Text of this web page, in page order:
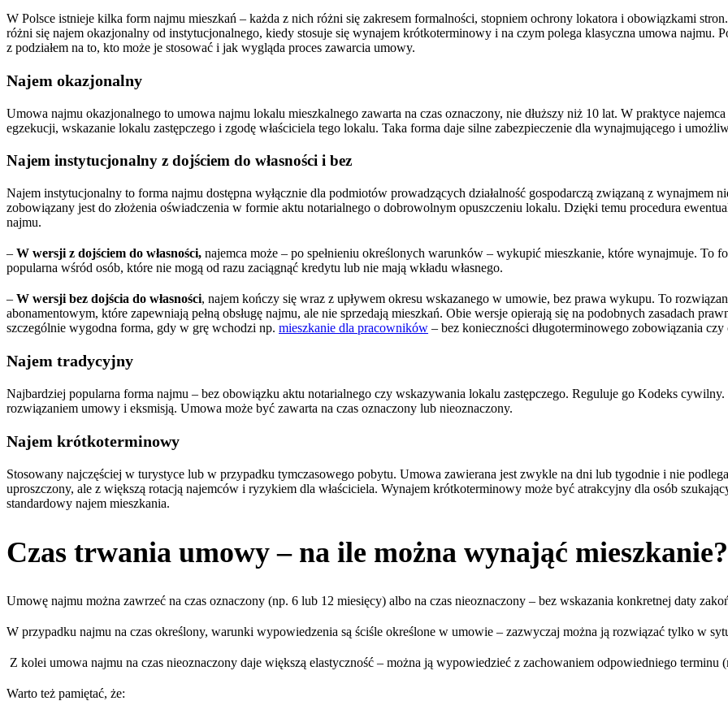
W Polsce istnieje kilka form najmu mieszkań – każda z nich różni się zakresem formalności, stopniem ochrony lokatora i obowiązkami
różni się najem okazjonalny od instytucjonalnego, kiedy stosuje się wynajem krótkoterminowy i na czym polega klasyczna umowa najmu.
z podziałem na to, kto może je stosować i jak wygląda proces zawarcia umowy.
Najem okazjonalny
Umowa najmu okazjonalnego to umowa najmu lokalu mieszkalnego zawarta na czas oznaczony, nie dłuższy niż 10 lat. W praktyce
egzekucji, wskazanie lokalu zastępczego i zgodę właściciela tego lokalu. Taka forma daje silne zabezpieczenie dla wynajmującego i
Najem instytucjonalny z dojściem do własności i bez
Najem instytucjonalny to forma najmu dostępna wyłącznie dla podmiotów prowadzących działalność gospodarczą związaną z wynajmem
zobowiązany jest do złożenia oświadczenia w formie aktu notarialnego o dobrowolnym opuszczeniu lokalu. Dzięki temu procedura
najmu.
– W wersji z dojściem do własności, najemca może – po spełnieniu określonych warunków – wykupić mieszkanie, które wynajmuje. To
popularna wśród osób, które nie mogą od razu zaciągnąć kredytu lub nie mają wkładu własnego.
– W wersji bez dojścia do własności, najem kończy się wraz z upływem okresu wskazanego w umowie, bez prawa wykupu. To
abonamentowym, które zapewniają pełną obsługę najmu, ale nie sprzedają mieszkań. Obie wersje opierają się na podobnych zasadach
szczególnie wygodna forma, gdy w grę wchodzi np. mieszkanie dla pracowników – bez konieczności długoterminowego zobowiązania
Najem tradycyjny
Najbardziej popularna forma najmu – bez obowiązku aktu notarialnego czy wskazywania lokalu zastępczego. Reguluje go Kodeks
rozwiązaniem umowy i eksmisją. Umowa może być zawarta na czas oznaczony lub nieoznaczony.
Najem krótkoterminowy
Stosowany najczęściej w turystyce lub w przypadku tymczasowego pobytu. Umowa zawierana jest zwykle na dni lub tygodnie i nie
uproszczony, ale z większą rotacją najemców i ryzykiem dla właściciela. Wynajem krótkoterminowy może być atrakcyjny dla osób
standardowy najem mieszkania.
Czas trwania umowy – na ile można wynająć mieszkanie?
Umowę najmu można zawrzeć na czas oznaczony (np. 6 lub 12 miesięcy) albo na czas nieoznaczony – bez wskazania konkretnej daty
W przypadku najmu na czas określony, warunki wypowiedzenia są ściśle określone w umowie – zazwyczaj można ją rozwiązać tylko w
Z kolei umowa najmu na czas nieoznaczony daje większą elastyczność – można ją wypowiedzieć z zachowaniem odpowiedniego terminu
Warto też pamiętać, że: